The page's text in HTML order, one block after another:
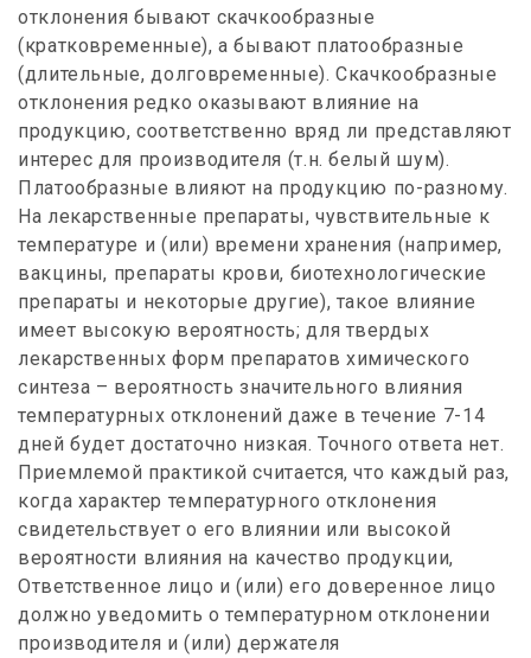
отклонения бывают скачкообразные
(кратковременные), а бывают платообразные
(длительные, долговременные). Скачкообразные
отклонения редко оказывают влияние на
продукцию, соответственно вряд ли представляют
интерес для производителя (т.н. белый шум).
Платообразные влияют на продукцию по-разному.
На лекарственные препараты, чувствительные к
температуре и (или) времени хранения (например,
вакцины, препараты крови, биотехнологические
препараты и некоторые другие), такое влияние
имеет высокую вероятность; для твердых
лекарственных форм препаратов химического
синтеза – вероятность значительного влияния
температурных отклонений даже в течение 7-14
дней будет достаточно низкая. Точного ответа нет.
Приемлемой практикой считается, что каждый раз,
когда характер температурного отклонения
свидетельствует о его влиянии или высокой
вероятности влияния на качество продукции,
Ответственное лицо и (или) его доверенное лицо
должно уведомить о температурном отклонении
производителя и (или) держателя